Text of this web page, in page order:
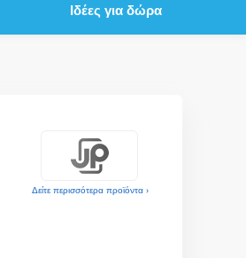
Ιδέες για δώρα
Δείτε περισσότερα προϊόντα ›